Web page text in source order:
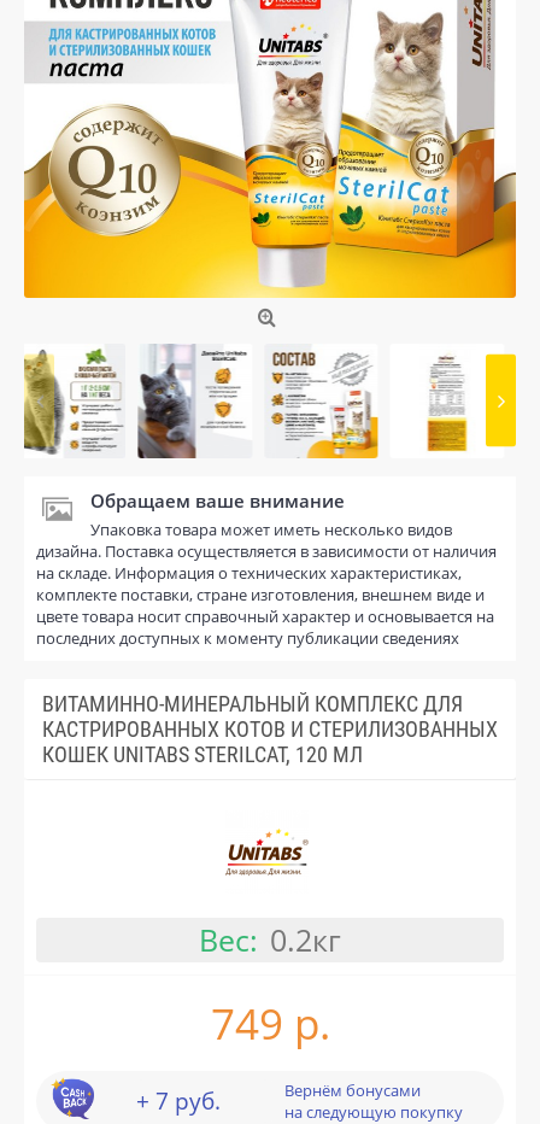
Обращаем ваше внимание
Упаковка товара может иметь несколько видов
дизайна. Поставка осуществляется в зависимости от наличия
на складе. Информация о технических характеристиках,
комплекте поставки, стране изготовления, внешнем виде и
цвете товара носит справочный характер и основывается на
последних доступных к моменту публикации сведениях
ВИТАМИННО-МИНЕРАЛЬНЫЙ КОМПЛЕКС ДЛЯ
КАСТРИРОВАННЫХ КОТОВ И СТЕРИЛИЗОВАННЫХ
КОШЕК UNITABS STERILCAT, 120 МЛ
Вес: 0.2кг
749 р.
+ 7 руб.
Вернём бонусами
на следующую покупку